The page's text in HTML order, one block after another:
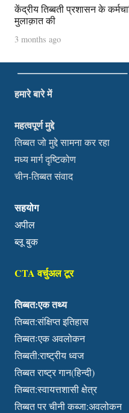
केंद्रीय तिब्बती प्रशासन के
मुलाक़ात की
3 months ago
हमारे बारे में
महत्वपूर्ण मुद्दे
तिब्बत जो मुद्दे सामना कर रहा
मध्य मार्ग दृष्टिकोण
चीन-तिब्बत संवाद
सहयोग
अपील
ब्लू बुक
CTA वर्चुअल टूर
तिब्बत:एक तथ्य
तिब्बत:संक्षिप्त इतिहास
तिब्बतःएक अवलोकन
तिब्बती:राष्ट्रीय ध्वज
तिब्बत राष्ट्र गान(हिन्दी)
तिब्बत:स्वायत्तशासी क्षेत्र
तिब्बत पर चीनी कब्जा:अवलोकन